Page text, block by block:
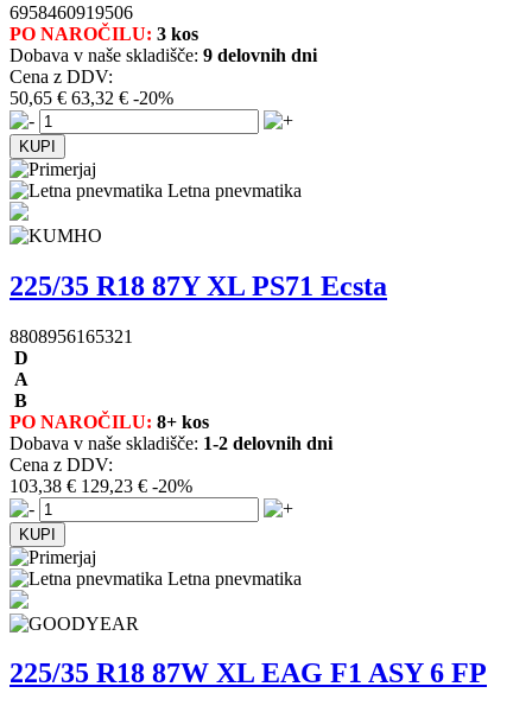
6958460919506
PO NAROČILU: 3 kos
Dobava v naše skladišče: 9 delovnih dni
Cena z DDV:
50,65 € 63,32 € -20%
Letna pnevmatika
225/35 R18 87Y XL PS71 Ecsta
8808956165321
D
A
B
PO NAROČILU: 8+ kos
Dobava v naše skladišče: 1-2 delovnih dni
Cena z DDV:
103,38 € 129,23 € -20%
Letna pnevmatika
225/35 R18 87W XL EAG F1 ASY 6 FP